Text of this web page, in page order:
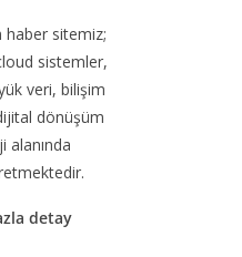
haber sitemiz;
sistemler,
veri, bilişim
dönüşüm
detay